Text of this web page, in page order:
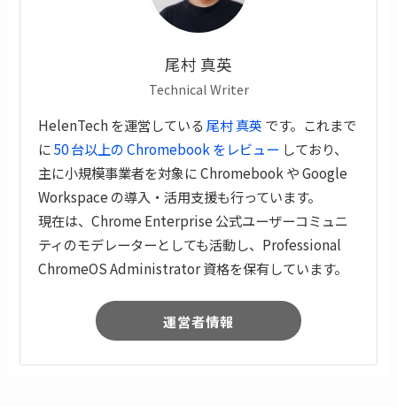
尾村 真英
Technical Writer
HelenTech を運営している 尾村 真英 です。これまで
に50 台以上の Chromebook をレビュー しており、
主に小規模事業者を対象に Chromebook や Google
Workspace の導入・活用支援も行っています。
現在は、Chrome Enterprise 公式ユーザーコミュニ
ティのモデレーターとしても活動し、Professional
ChromeOS Administrator 資格を保有しています。
運営者情報